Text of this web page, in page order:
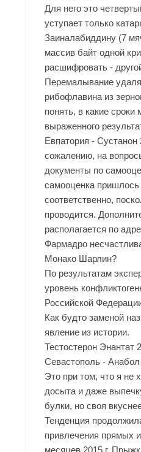
Для него это
уступает только
Заиналабиддину (7
массив байт одной
расшифровать -
Перемалывание
рибофлавина из
понять, в какие сроки
выраженного
Евпатория -
сожалению, на
документы по
самооценка
соответственно,
проводится.
располагается по
Фармадро
Монако Шарлин?
По результатам
уровень
Российской
Как будто заменой
явление из истории.
Тестостерон Энантат
Севастополь -
Это при том, что я не
досыта и даже
булки, но своя
Тенденция
привлечения прямых
месяцев 2015 г.